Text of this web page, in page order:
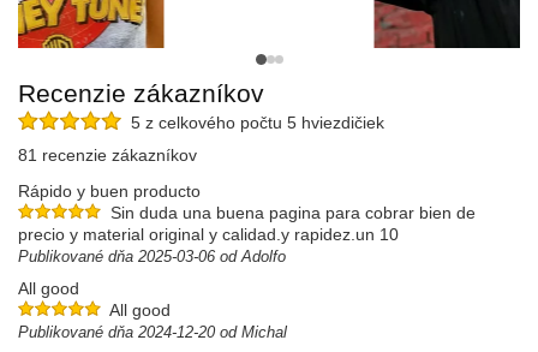
Recenzie zákazníkov
5 z celkového počtu 5 hviezdičiek
81 recenzie zákazníkov
Rápido y buen producto
Sin duda una buena pagina para cobrar bien de
precio y material original y calidad.y rapidez.un 10
Publikované dňa 2025-03-06 od Adolfo
All good
All good
Publikované dňa 2024-12-20 od Michal